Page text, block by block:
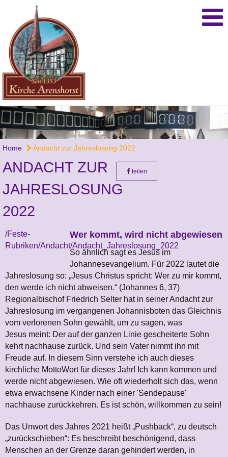
Home Andacht zur Jahreslosung 2022
ANDACHT ZUR
JAHRESLOSUNG
2022
teilen
/Feste-
Rubriken/Andacht/Andacht_Jahreslosung_2022
Wer kommt, wird nicht abgewiesen
So ähnlich sagt es Jesus im
Johannesevangelium. Für 2022 lautet die
Jahreslosung so: „Jesus Christus spricht: Wer zu mir kommt,
den werde ich nicht abweisen.“ (Johannes 6, 37)
Regionalbischof Friedrich Selter hat in seiner Andacht zur
Jahreslosung im vergangenen Johannisboten das Gleichnis
vom verlorenen Sohn gewählt, um zu sagen, was
Jesus meint: Der auf der ganzen Linie gescheiterte Sohn
kehrt nachhause zurück. Und sein Vater nimmt ihn mit
Freude auf. In diesem Sinn verstehe ich auch dieses
kirchliche MottoWort für dieses Jahr! Ich kann kommen und
werde nicht abgewiesen. Wie oft wiederholt sich das, wenn
etwa erwachsene Kinder nach einer 'Sendepause'
nachhause zurückkehren. Es ist schön, willkommen zu sein!
Das Unwort des Jahres 2021 heißt „Pushback“, zu deutsch
„zurückschieben“: Es beschreibt beschönigend, dass
Menschen an der Grenze daran gehindert werden, in